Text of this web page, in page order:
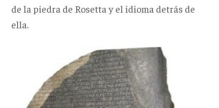
de la piedra de Rosetta y el idioma detrás de
ella.